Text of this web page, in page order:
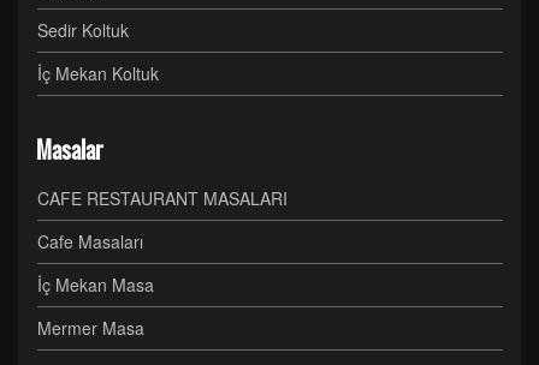
Sedir Koltuk
İç Mekan Koltuk
Masalar
CAFE RESTAURANT MASALARI
Cafe Masaları
İç Mekan Masa
Mermer Masa